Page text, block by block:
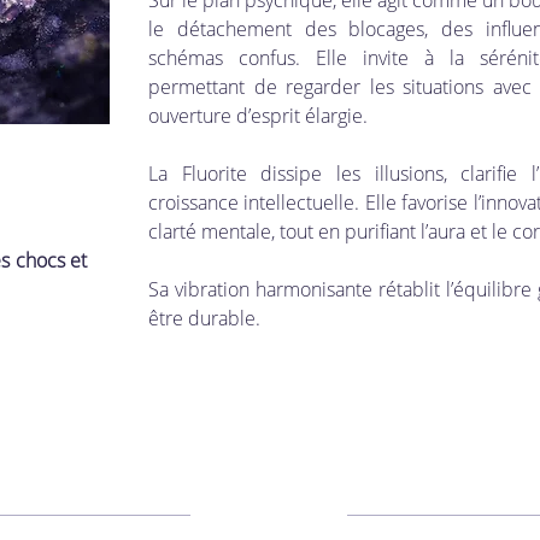
chocs et
le détachement des blocages, des
schémas confus. Elle invite à la
permettant de regarder les situations
ouverture d’esprit élargie.
La Fluorite dissipe les illusions, clarifie
croissance intellectuelle. Elle favorise
clarté mentale, tout en purifiant l’aura et le
Sa vibration harmonisante rétablit
être durable.